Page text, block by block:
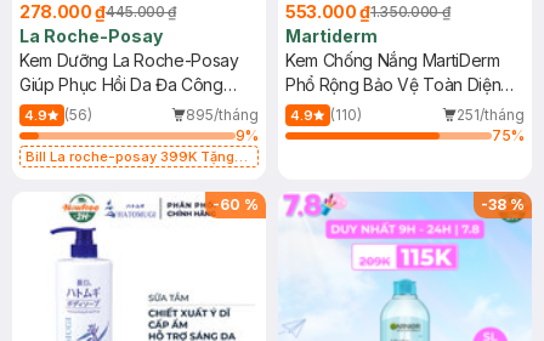
278.000 ₫445.000 ₫
La Roche-Posay
Kem Dưỡng La Roche-Posay
Giúp Phục Hồi Da Đa Công
Dụng 40ml
4.9 (56)
895/tháng
9%
Bill La roche-posay 399K Tặng
(SL có hạn)
553.000 ₫1.350.000 ₫
Martiderm
Kem Chống Nắng MartiDerm
Phổ Rộng Bảo Vệ Toàn Diện
40ml
4.9 (110)
251/tháng
75%
-60 % -38%